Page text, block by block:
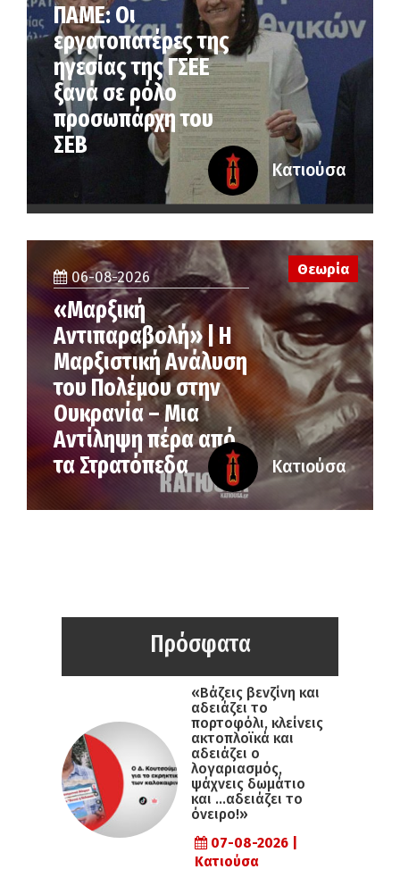
ΠΑΜΕ: Οι
εργατοπατέρες της
ηγεσίας της ΓΣΕΕ
ξανά σε ρόλο
προσωπάρχη του
ΣΕΒ
Κατιούσα
06-08-2026
«Μαρξική
Αντιπαραβολή» | Η
Μαρξιστική Ανάλυση
του Πολέμου στην
Ουκρανία – Μια
Αντίληψη πέρα από
τα Στρατόπεδα
Θεωρία
Κατιούσα
Πρόσφατα
«Βάζεις βενζίνη και
αδειάζει το
πορτοφόλι, κλείνεις
ακτοπλοϊκά και
αδειάζει ο
λογαριασμός,
ψάχνεις δωμάτιο
και …αδειάζει το
όνειρο!»
07-08-2026 |
Κατιούσα